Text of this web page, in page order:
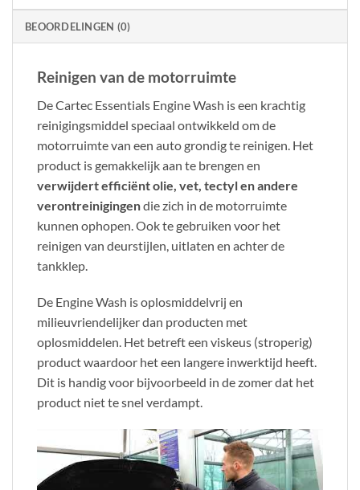
BEOORDELINGEN (0)
Reinigen van de motorruimte
De Cartec Essentials Engine Wash is een krachtig
reinigingsmiddel speciaal ontwikkeld om de
motorruimte van een auto grondig te reinigen. Het
product is gemakkelijk aan te brengen en
verwijdert efficiënt olie, vet, tectyl en andere
verontreinigingendie zich in de motorruimte
kunnen ophopen. Ook te gebruiken voor het
reinigen van deurstijlen, uitlaten en achter de
tankklep.
De Engine Wash is oplosmiddelvrij en
milieuvriendelijker dan producten met
oplosmiddelen. Het betreft een viskeus (stroperig)
product waardoor het een langere inwerktijd heeft.
Dit is handig voor bijvoorbeeld in de zomer dat het
product niet te snel verdampt.